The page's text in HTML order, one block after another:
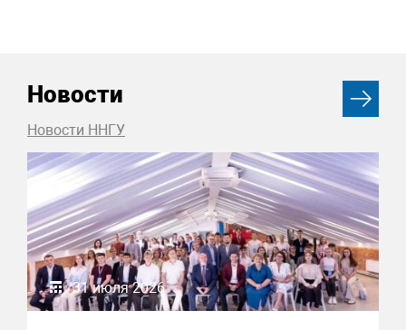
Новости
Новости ННГУ
31 июля 2026